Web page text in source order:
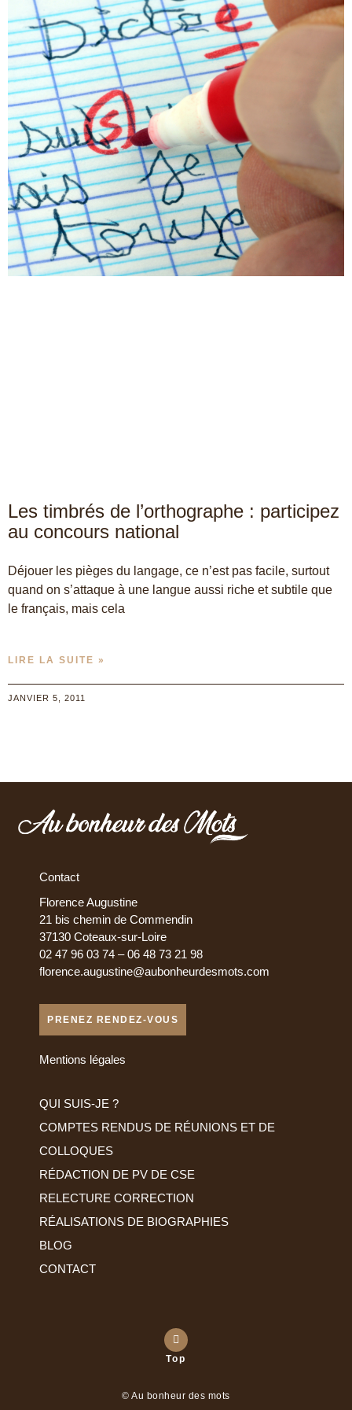
Les timbrés de l’orthographe : participez
au concours national
Déjouer les pièges du langage, ce n’est pas facile, surtout
quand on s’attaque à une langue aussi riche et subtile que
le français, mais cela
LIRE LA SUITE »
JANVIER 5, 2011
Contact
Florence Augustine
21 bis chemin de Commendin
37130 Coteaux-sur-Loire
02 47 96 03 74 – 06 48 73 21 98
florence.augustine@aubonheurdesmots.com
PRENEZ RENDEZ-VOUS
Mentions légales
QUI SUIS-JE ?
COMPTES RENDUS DE RÉUNIONS ET DE
COLLOQUES
RÉDACTION DE PV DE CSE
RELECTURE CORRECTION
RÉALISATIONS DE BIOGRAPHIES
BLOG
CONTACT
Top
© Au bonheur des mots